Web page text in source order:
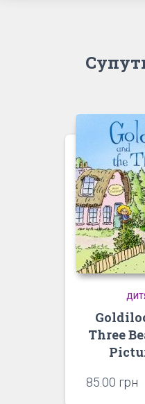
Three
85.00 грн